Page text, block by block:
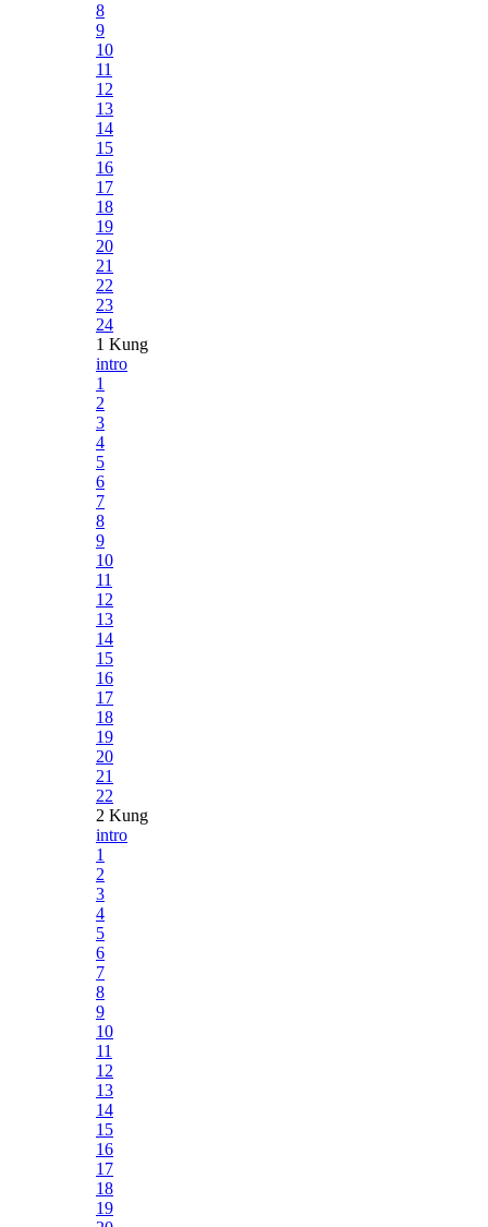
8
9
10
11
12
13
14
15
16
17
18
19
20
21
22
23
24
1 Kung
intro
1
2
3
4
5
6
7
8
9
10
11
12
13
14
15
16
17
18
19
20
21
22
2 Kung
intro
1
2
3
4
5
6
7
8
9
10
11
12
13
14
15
16
17
18
19